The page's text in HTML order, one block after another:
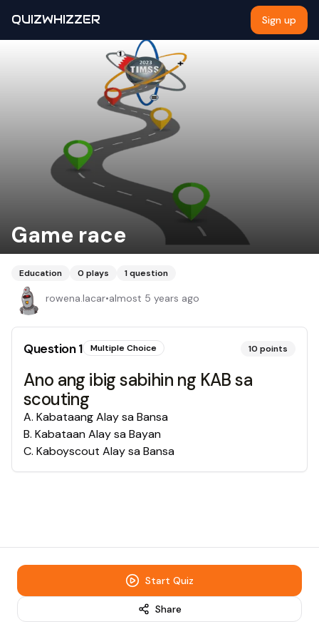
QUIZWHIZZER Sign up
Game race
Education 0 plays 1question
rowena.lacar•almost 5 years ago
Question1 Multiple Choice 10 points
Ano ang ibig sabihin ng KAB sa
scouting
A. Kabataang Alay sa Bansa
B. Kabataan Alay sa Bayan
C. Kaboyscout Alay sa Bansa
Start Quiz
Share